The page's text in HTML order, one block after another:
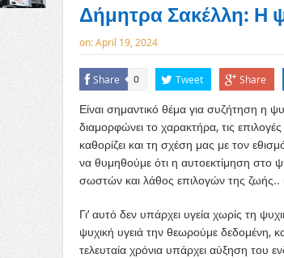
Δήμητρα Σακέλλη: Η
on:April 19, 2024
Share 0 Tweet Share
Είναι σημαντικό θέμα για συζήτηση η
διαμορφώνει το χαρακτήρα, τις
καθορίζει και τη σχέση μας με τον
να θυμηθούμε ότι η αυτοεκτίμηση στο
σωστών καιλάθος επιλογών της ζωής..
Γι’αυτό δεν υπάρχει υγεία χωρίς τη
ψυχική υγειά την θεωρούμε δεδομένη,
τελευταία χρόνια υπάρχει αύξηση του